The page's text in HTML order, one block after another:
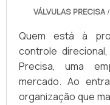
VÁLVULAS PRECISA
Quem está à
controle
Precisa, uma
mercado. Ao
organização que